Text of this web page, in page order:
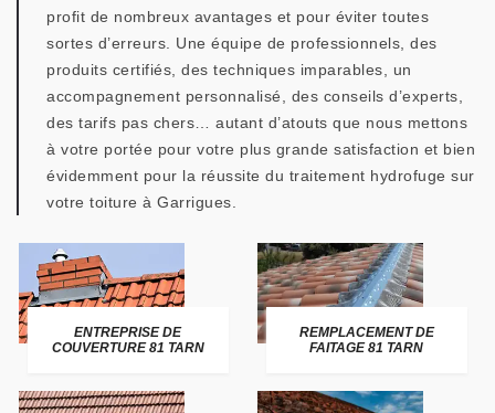
profit de nombreux avantages et pour éviter toutes
sortes d’erreurs. Une équipe de professionnels, des
produits certifiés, des techniques imparables, un
accompagnement personnalisé, des conseils d’experts,
des tarifs pas chers… autant d’atouts que nous mettons
à votre portée pour votre plus grande satisfaction et bien
évidemment pour la réussite du traitement hydrofuge sur
votre toiture à Garrigues.
ENTREPRISE DE
COUVERTURE 81 TARN
REMPLACEMENT DE
FAITAGE 81 TARN